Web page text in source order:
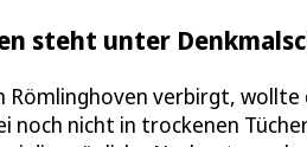
steht unter
Römlinghoven verbirgt,
noch nicht in trockenen